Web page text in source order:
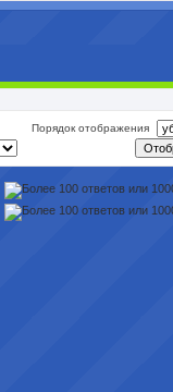
Порядок отображения